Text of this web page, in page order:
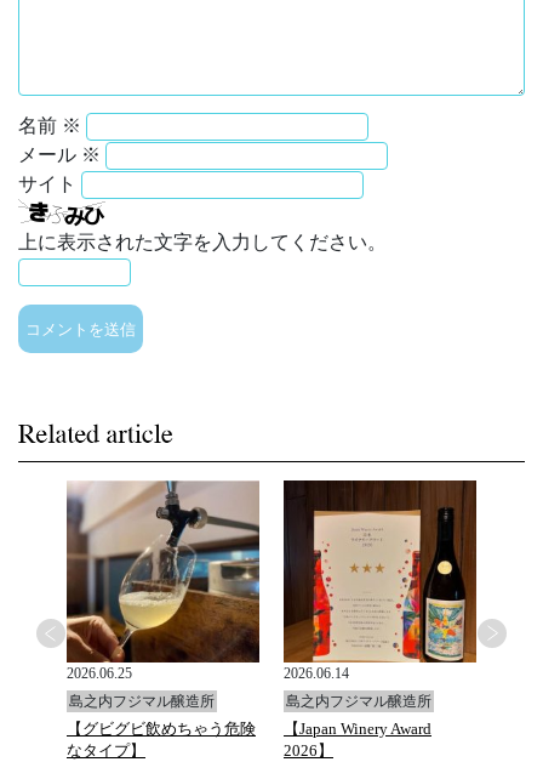
名前 ※
メール ※
サイト
上に表示された文字を入力してください。
2026.06.25
島之内フジマル醸造所
【グビグビ飲めちゃう危険
なタイプ】
2026.06.14
島之内フジマル醸造所
【Japan Winery Award
2026】